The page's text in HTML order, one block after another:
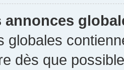
annonces
globales
dès que